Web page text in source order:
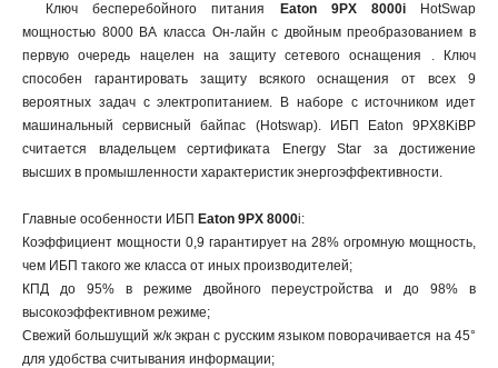
Ключ бесперебойного питания Eaton 9PX 8000iHotSwap
мощностью 8000 ВА класса Он-лайн c двойным преобразованием в
первую очередь нацелен на защиту сетевого оснащения . Ключ
способен гарантировать защиту всякого оснащения от всех 9
вероятных задач с электропитанием. В наборе с источником идет
машинальный сервисный байпас (Hotswap). ИБП Eaton 9PX8KiBP
считается владельцем сертификата Energy Star за достижение
высших в промышленности характеристик энергоэффективности.
Главные особенности ИБП Eaton 9PX 8000i:
Коэффициент мощности 0,9 гарантирует на 28% огромную мощность,
чем ИБП такого же класса от иных производителей;
КПД до 95% в режиме двойного переустройства и до 98% в
высокоэффективном режиме;
Свежий большущий ж/к экран с русским языком поворачивается на 45°
для удобства считывания информации;